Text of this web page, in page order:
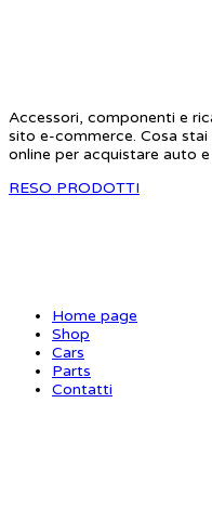
Accessori, componenti e
sito e-commerce. Cosa
online per acquistare auto e
RESO PRODOTTI
Home page
Shop
Cars
Parts
Contatti